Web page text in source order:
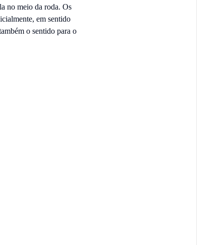
no meio da roda. Os
em sentido
o sentido para o